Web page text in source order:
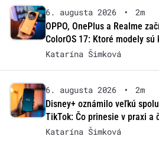
6. augusta 2026 •
2m
OPPO, OnePlus a Realme
ColorOS 17: Ktoré modely
Katarína Šimková
6. augusta 2026 •
2m
Disney+ oznámilo veľkú
TikTok: Čo prinesie v praxi a
Katarína Šimková